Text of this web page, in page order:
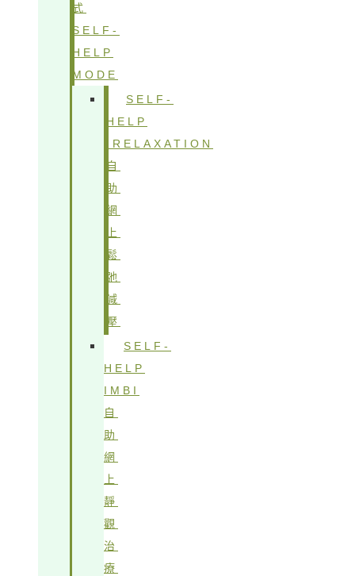
式
SELF-
HELP
MODE
SELF-
HELP
IRELAXATION
自
助
網
上
鬆
弛
減
壓
SELF-
HELP
IMBI
自
助
網
上
靜
觀
治
療